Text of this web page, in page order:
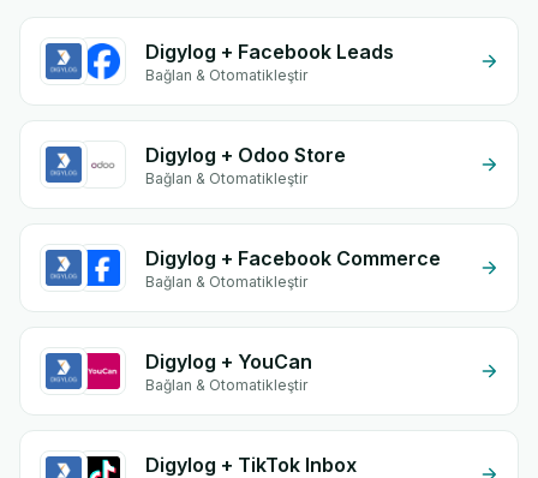
Digylog + Facebook Leads
Bağlan & Otomatikleştir
Digylog + Odoo Store
Bağlan & Otomatikleştir
Digylog + Facebook Commerce
Bağlan & Otomatikleştir
Digylog + YouCan
Bağlan & Otomatikleştir
Digylog + TikTok Inbox